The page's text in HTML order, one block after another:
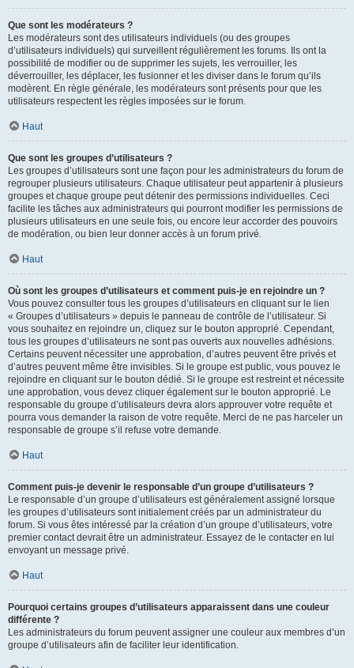
Que sont les modérateurs ?
Les modérateurs sont des utilisateurs individuels (ou des groupes
d’utilisateurs individuels) qui surveillent régulièrement les forums. Ils ont la
possibilité de modifier ou de supprimer les sujets, les verrouiller, les
déverrouiller, les déplacer, les fusionner et les diviser dans le forum qu’ils
modèrent. En règle générale, les modérateurs sont présents pour que les
utilisateurs respectent les règles imposées sur le forum.
Haut
Que sont les groupes d’utilisateurs ?
Les groupes d’utilisateurs sont une façon pour les administrateurs du forum de
regrouper plusieurs utilisateurs. Chaque utilisateur peut appartenir à plusieurs
groupes et chaque groupe peut détenir des permissions individuelles. Ceci
facilite les tâches aux administrateurs qui pourront modifier les permissions de
plusieurs utilisateurs en une seule fois, ou encore leur accorder des pouvoirs
de modération, ou bien leur donner accès à un forum privé.
Haut
Où sont les groupes d’utilisateurs et comment puis-je en rejoindre un ?
Vous pouvez consulter tous les groupes d’utilisateurs en cliquant sur le lien
« Groupes d’utilisateurs » depuis le panneau de contrôle de l’utilisateur. Si
vous souhaitez en rejoindre un, cliquez sur le bouton approprié. Cependant,
tous les groupes d’utilisateurs ne sont pas ouverts aux nouvelles adhésions.
Certains peuvent nécessiter une approbation, d’autres peuvent être privés et
d’autres peuvent même être invisibles. Si le groupe est public, vous pouvez le
rejoindre en cliquant sur le bouton dédié. Si le groupe est restreint et nécessite
une approbation, vous devez cliquer également sur le bouton approprié. Le
responsable du groupe d’utilisateurs devra alors approuver votre requête et
pourra vous demander la raison de votre requête. Merci de ne pas harceler un
responsable de groupe s’il refuse votre demande.
Haut
Comment puis-je devenir le responsable d’un groupe d’utilisateurs ?
Le responsable d’un groupe d’utilisateurs est généralement assigné lorsque
les groupes d’utilisateurs sont initialement créés par un administrateur du
forum. Si vous êtes intéressé par la création d’un groupe d’utilisateurs, votre
premier contact devrait être un administrateur. Essayez de le contacter en lui
envoyant un message privé.
Haut
Pourquoi certains groupes d’utilisateurs apparaissent dans une couleur
différente ?
Les administrateurs du forum peuvent assigner une couleur aux membres d’un
groupe d’utilisateurs afin de faciliter leur identification.